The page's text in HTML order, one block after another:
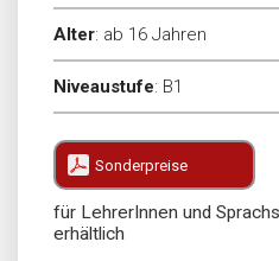
Alter: ab 16 Jahren
Niveaustufe: B1
Sonderpreise
für LehrerInnen und
erhältlich